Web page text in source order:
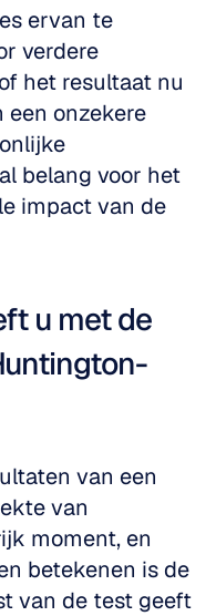
ervan te
verdere
het resultaat nu
een onzekere
belang voor het
impact van de
u met de
van een
van
moment, en
betekenen is de
van de test geeft